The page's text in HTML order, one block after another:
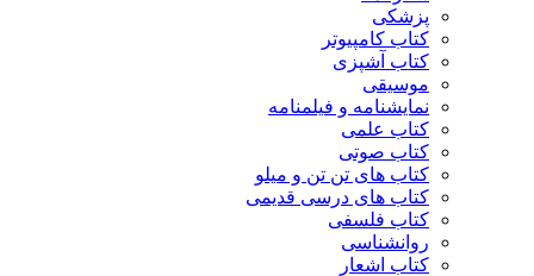
پزشکی
کتاب کامپیوتر
کتاب آشپزی
موسیقی
نمایشنامه و فیلمنامه
کتاب علمی
کتاب صوتی
کتاب های تن تن و میلو
کتاب های درسی قدیمی
کتاب فلسفی
روانشناسی
کتاب اشعار